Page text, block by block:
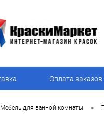
Оплата заказов
Мебель для ванной комнаты •